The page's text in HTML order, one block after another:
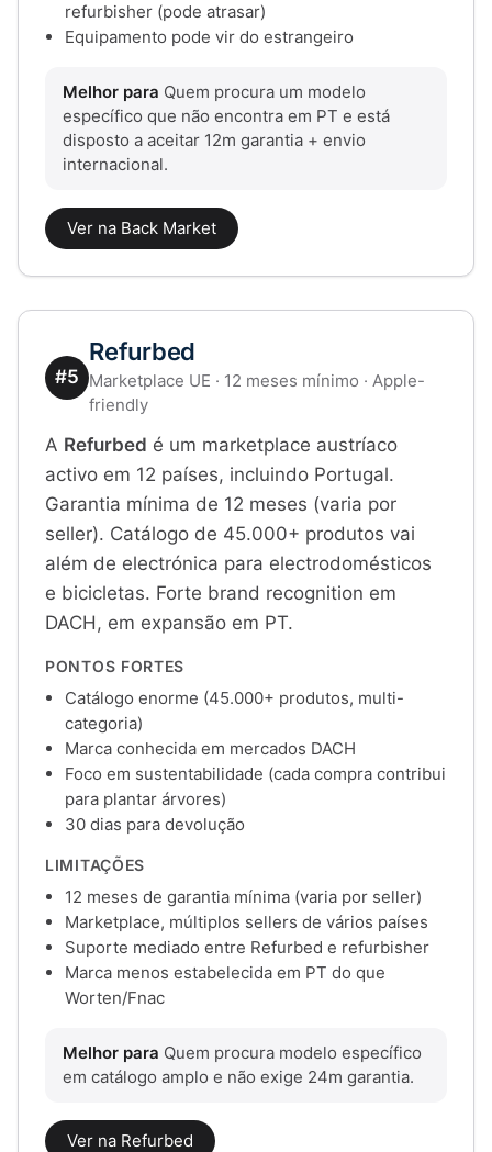
refurbisher (pode atrasar)
Equipamento pode vir do estrangeiro
Melhor para Quem procura um modelo
específico que não encontra em PT e está
disposto a aceitar 12m garantia + envio
internacional.
Ver na Back Market
#5
Refurbed
Marketplace UE · 12 meses mínimo · Apple-
friendly
A Refurbed é um marketplace austríaco
activo em 12 países, incluindo Portugal.
Garantia mínima de 12 meses (varia por
seller). Catálogo de 45.000+ produtos vai
além de electrónica para electrodomésticos
e bicicletas. Forte brand recognition em
DACH, em expansão em PT.
PONTOS FORTES
Catálogo enorme (45.000+ produtos, multi-
categoria)
Marca conhecida em mercados DACH
Foco em sustentabilidade (cada compra contribui
para plantar árvores)
30 dias para devolução
LIMITAÇÕES
12 meses de garantia mínima (varia por seller)
Marketplace, múltiplos sellers de vários países
Suporte mediado entre Refurbed e refurbisher
Marca menos estabelecida em PT do que
Worten/Fnac
Melhor para Quem procura modelo específico
em catálogo amplo e não exige 24m garantia.
Ver na Refurbed